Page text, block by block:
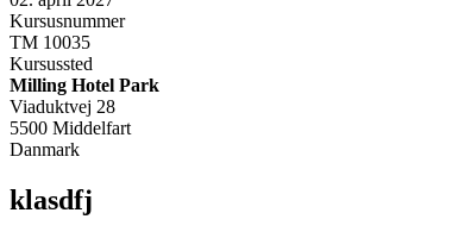
Kursusnummer
TM 10035
Kursussted
Milling Hotel Park
Viaduktvej 28
5500 Middelfart
Danmark
klasdfj